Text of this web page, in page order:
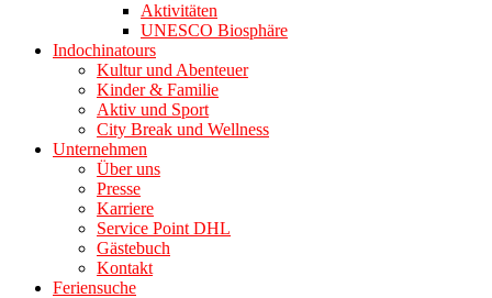
Aktivitäten
UNESCO Biosphäre
Indochinatours
Kultur und Abenteuer
Kinder & Familie
Aktiv und Sport
City Break und Wellness
Unternehmen
Über uns
Presse
Karriere
Service Point DHL
Gästebuch
Kontakt
Feriensuche